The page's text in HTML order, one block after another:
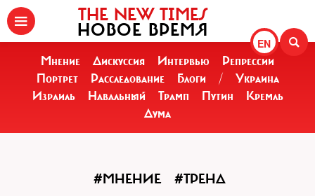
EN
THE NEW TIMES
НОВОЕ ВРЕМЯ
Мнение Дискуссия Интервью
Репрессии
Портрет
Расследование Блоги /
Украина
Израиль
Навальный Трамп Путин
Кремль
Дума
#МНЕНИЕ #ТРЕНД